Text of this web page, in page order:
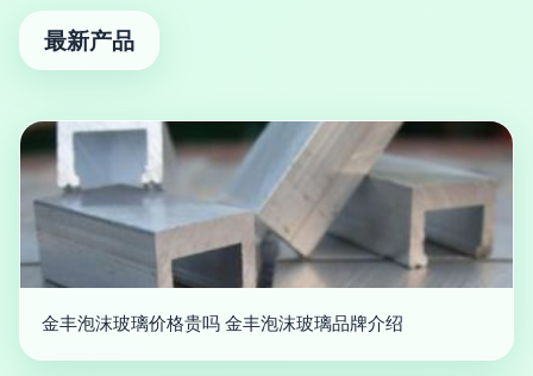
最新产品
金丰泡沫玻璃价格贵吗 金丰泡沫玻璃品牌介绍